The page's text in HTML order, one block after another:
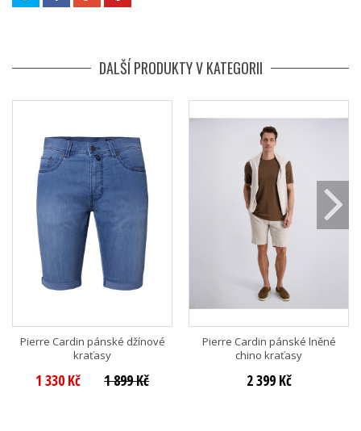
DALŠÍ PRODUKTY V KATEGORII
Pierre Cardin pánské džínové
kraťasy
1 330 Kč 1 899 Kč
Pierre Cardin pánské lněné
chino kraťasy
2 399 Kč